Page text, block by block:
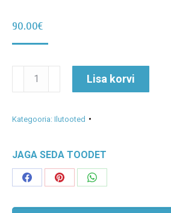
90.00€
NIISUTAV
NÄOKREEM
Che
Cream"
100
ml
Lisa korvi
Kategooria: Ilutooted
JAGA SEDA TOODET
Share
Share
Share